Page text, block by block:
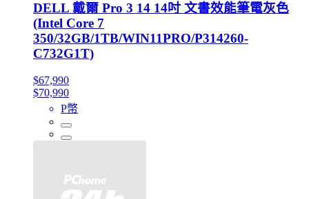
DELL 戴爾 Pro 3 14 14吋 文書效能筆電灰色
(Intel Core 7
350/32GB/1TB/WIN11PRO/P314260-
C732G1T)
$67,990
$70,990
P幣